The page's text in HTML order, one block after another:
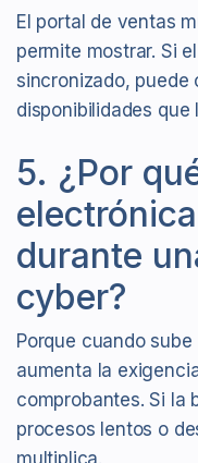
El portal de ventas
permite mostrar. Si
sincronizado, puede
disponibilidades que
5. ¿Por
durante
cyber?
Porque cuando
aumenta la
comprobantes. Si la
procesos lentos o
multiplica.